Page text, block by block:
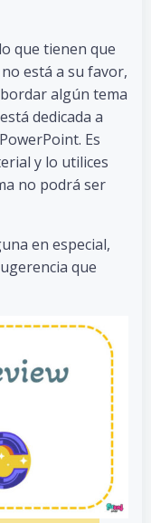
que tienen que
está a su favor,
algún tema
dedicada a
Es
y lo utilices
no podrá ser
en especial,
que